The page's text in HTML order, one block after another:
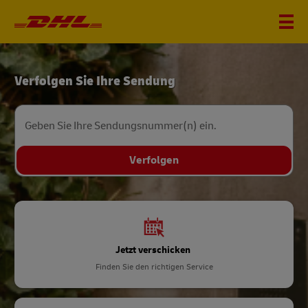
DHL
Home
Verfolgen Sie Ihre Sendung
Geben Sie Ihre Sendungsnummer(n) ein.
Verfolgen
Jetzt verschicken
Finden Sie den richtigen Service